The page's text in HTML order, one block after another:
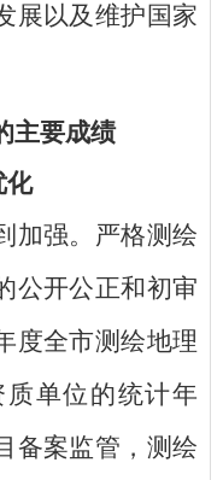
展以及维护国家
主要成绩
化
加强。严格测绘
公开公正和初审
度全市测绘地理
单位的统计年
备案监管，测绘